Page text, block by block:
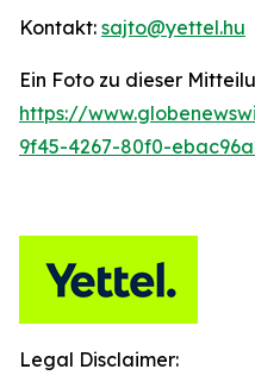
Kontakt: sajto@yettel.hu
Ein Foto zu dieser
https://
9f45-4267-80f0-
Legal Disclaimer: